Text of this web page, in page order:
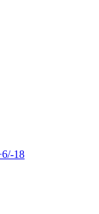
18